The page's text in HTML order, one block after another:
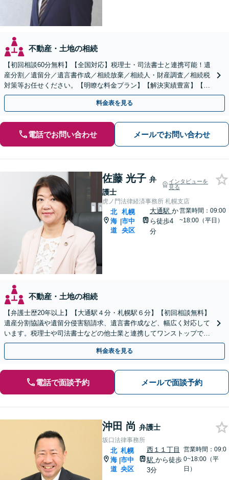
不動産・土地の相続
【初回相談60分無料】【全国対応】税理士・司法書士と連携可能！遺
産分割／遺留分／遺言書作成／相続放棄／相続人・財産調査／相続税
対策等お任せください。【明瞭な料金プラン】【解決実績豊富】【電
話相談可】
料金表を見る
電話でお問い合わせ メールでお問い合わせ
佐藤 光子 弁
護士
インタビューを
見る
虎ノ門法律経済事務所 札幌支店
北
海
道
|
札幌
市中
央区
大通駅 か
ら徒歩4
分
営業時間：09:00
~18:00（平日）
不動産・土地の相続
【弁護士歴20年以上】【大通駅４分・札幌駅６分】【初回相談無料】
遺産分割協議や遺留分侵害額請求、遺言書作成など、幅広く対応して
います。税理士や司法書士などの他士業と連携してワンストップでの
解決が可能です。ぜひご相談ください。
料金表を見る
電話で面談予約 メールで面談予約
沖田 尚 弁護士
坂口法律事務所
北
海
道
|
札幌
市中
央区
西１１丁目
駅 から徒歩
3分
営業時間：09:0
0~18:00（平
日）